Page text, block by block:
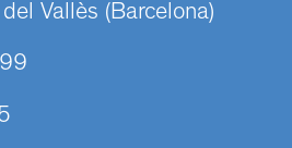
Vallès (Barcelona)